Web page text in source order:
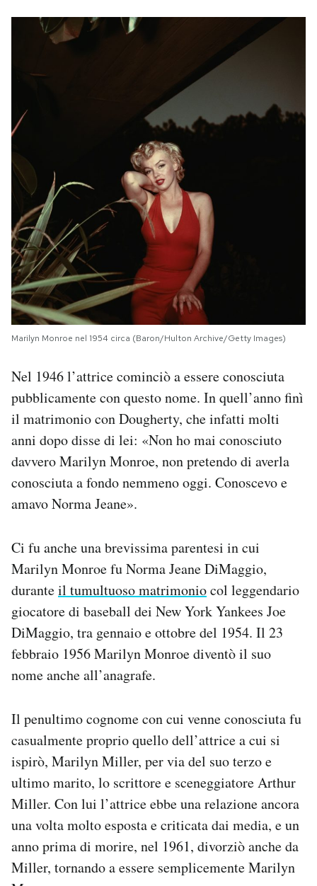
Marilyn Monroe nel 1954 circa (Baron/Hulton Archive/Getty Images)
Nel 1946 l’attrice cominciò a essere conosciuta
pubblicamente con questo nome. In quell’anno finì
il matrimonio con Dougherty, che infatti molti
anni dopo disse di lei: «Non ho mai conosciuto
davvero Marilyn Monroe, non pretendo di averla
conosciuta a fondo nemmeno oggi. Conoscevo e
amavo Norma Jeane».
Ci fu anche una brevissima parentesi in cui
Marilyn Monroe fu Norma Jeane DiMaggio,
duranteil tumultuoso matrimoniocol leggendario
giocatore di baseball dei New York Yankees Joe
DiMaggio, tra gennaio e ottobre del 1954. Il 23
febbraio 1956 Marilyn Monroe diventò il suo
nome anche all’anagrafe.
Il penultimo cognome con cui venne conosciuta fu
casualmente proprio quello dell’attrice a cui si
ispirò, Marilyn Miller, per via del suo terzo e
ultimo marito, lo scrittore e sceneggiatore Arthur
Miller. Con lui l’attrice ebbe una relazione ancora
una volta molto esposta e criticata dai media, e un
anno prima di morire, nel 1961, divorziò anche da
Miller, tornando a essere semplicemente Marilyn